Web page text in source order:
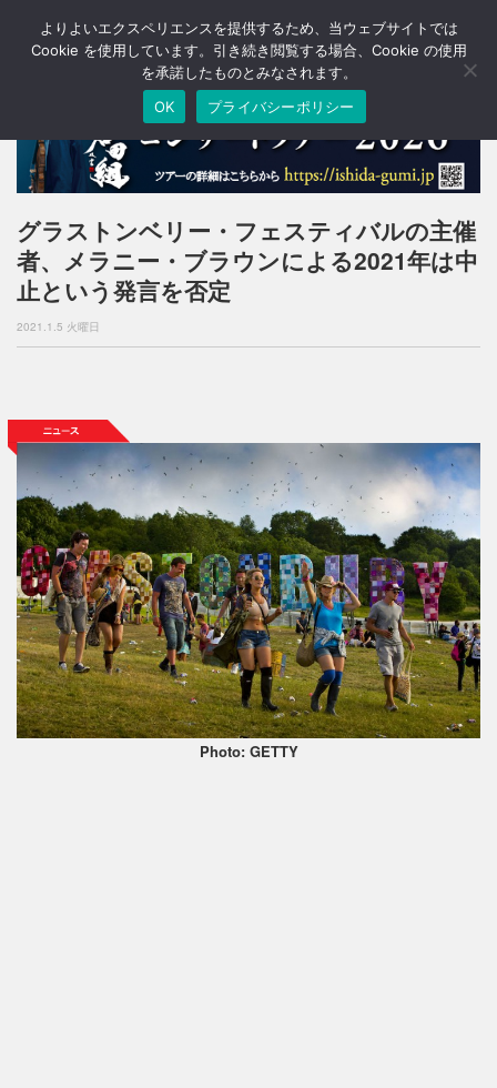
T
o
a
v
i
g
a
n
グラストンベリー・フェスティバルの主催
者、メラニー・ブラウンによる2021年は中
止という発言を否定
2021.1.5 火曜日
Photo: GETTY
よりよいエクスペリエンスを提供するため、当ウェブサイトでは
Cookie を使用しています。引き続き閲覧する場合、Cookie の使用
を承諾したものとみなされます。
OK
プライバシーポリシー